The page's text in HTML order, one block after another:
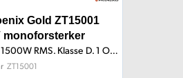
Gold ZT15001
monoforsterker
24V. 1500W RMS. Klasse D. 1 Ohm
ZT15001